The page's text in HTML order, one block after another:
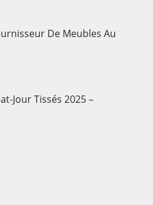
De Meubles Au
Jour Tissés 2025 –